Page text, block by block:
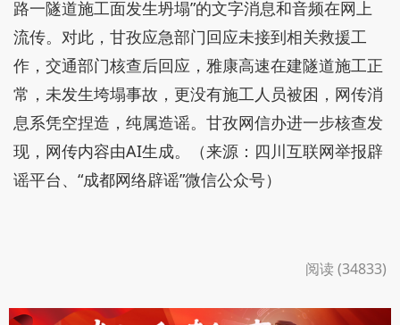
路一隧道施工面发生坍塌”的文字消息和音频在网上
流传。对此，甘孜应急部门回应未接到相关救援工
作，交通部门核查后回应，雅康高速在建隧道施工正
常，未发生垮塌事故，更没有施工人员被困，网传消
息系凭空捏造，纯属造谣。甘孜网信办进一步核查发
现，网传内容由AI生成。（来源：四川互联网举报辟
谣平台、“成都网络辟谣”微信公众号）
阅读 (34833)